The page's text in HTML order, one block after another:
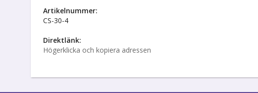
Artikelnummer:
CS-30-4
Direktlänk:
Högerklicka och kopiera adressen